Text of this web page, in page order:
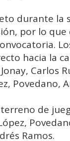
durante la
por lo
hacia la
Carlos
Povedano,
de
Ramos.